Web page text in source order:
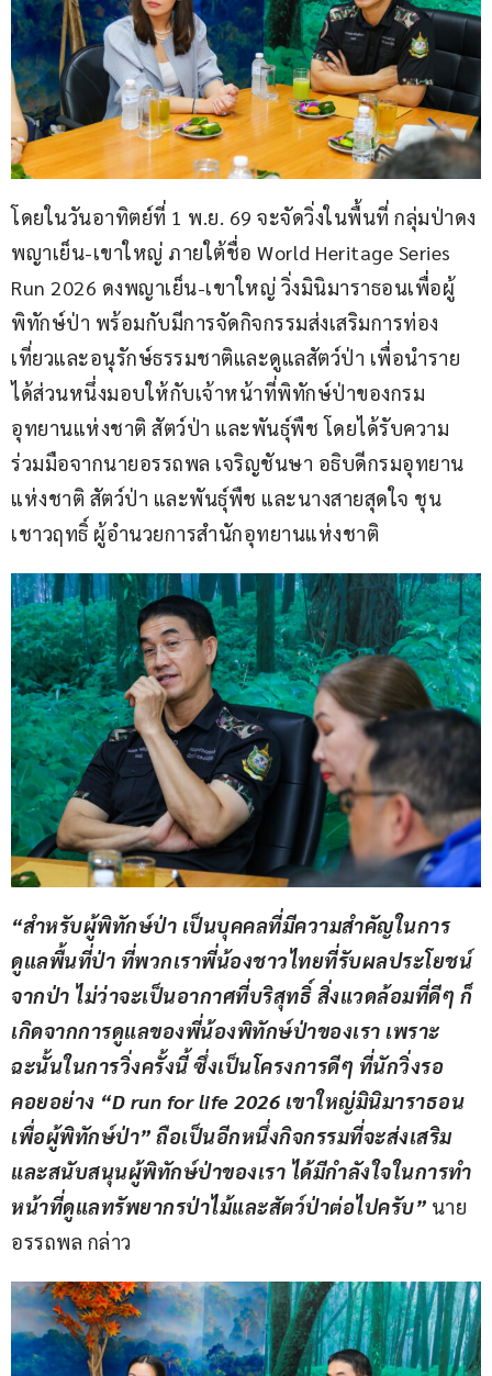
โดยในวันอาทิตย์ที่ 1 พ.ย. 69 จะจัดวิ่งในพื้นที่ กลุ่มป่าดง
พญาเย็น-เขาใหญ่ ภายใต้ชื่อ World Heritage Series
Run 2026 ดงพญาเย็น-เขาใหญ่ วิ่งมินิมาราธอนเพื่อผู้
พิทักษ์ป่า พร้อมกับมีการจัดกิจกรรมส่งเสริมการท่อง
เที่ยวและอนุรักษ์ธรรมชาติและดูแลสัตว์ป่า เพื่อนำราย
ได้ส่วนหนึ่งมอบให้กับเจ้าหน้าที่พิทักษ์ป่าของกรม
อุทยานแห่งชาติ สัตว์ป่า และพันธุ์พืช โดยได้รับความ
ร่วมมือจากนายอรรถพล เจริญชันษา อธิบดีกรมอุทยาน
แห่งชาติ สัตว์ป่า และพันธุ์พืช และนางสายสุดใจ ชุน
เชาวฤทธิ์ ผู้อำนวยการสำนักอุทยานแห่งชาติ
“สำหรับผู้พิทักษ์ป่า เป็นบุคคลที่มีความสำคัญในการ
ดูแลพื้นที่ป่า ที่พวกเราพี่น้องชาวไทยที่รับผลประโยชน์
จากป่า ไม่ว่าจะเป็นอากาศที่บริสุทธิ์ สิ่งแวดล้อมที่ดีๆ ก็
เกิดจากการดูแลของพี่น้องพิทักษ์ป่าของเรา เพราะ
ฉะนั้นในการวิ่งครั้งนี้ ซึ่งเป็นโครงการดีๆ ที่นักวิ่งรอ
คอยอย่าง “D run for life 2026 เขาใหญ่มินิมาราธอน
เพื่อผู้พิทักษ์ป่า” ถือเป็นอีกหนึ่งกิจกรรมที่จะส่งเสริม
และสนับสนุนผู้พิทักษ์ป่าของเรา ได้มีกำลังใจในการทำ
หน้าที่ดูแลทรัพยากรป่าไม้และสัตว์ป่าต่อไปครับ” นาย
อรรถพล กล่าว